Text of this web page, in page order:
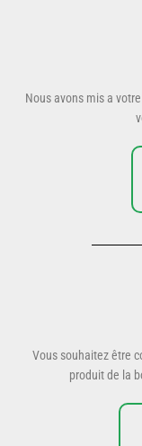
Nous avons mis a
Vous souhaitez être
produit de la